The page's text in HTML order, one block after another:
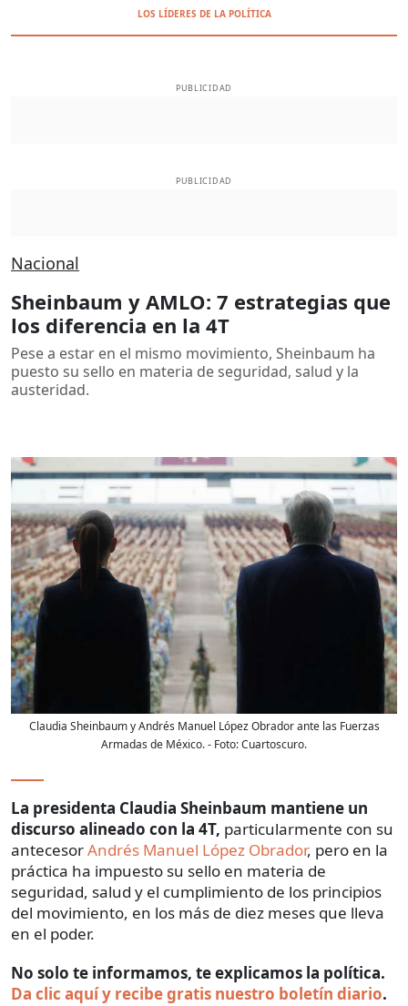
LOS LÍDERES DE LA POLÍTICA
PUBLICIDAD
PUBLICIDAD
Nacional
Sheinbaum y AMLO: 7 estrategias que
los diferencia en la 4T
Pese a estar en el mismo movimiento, Sheinbaum ha
puesto su sello en materia de seguridad, salud y la
austeridad.
Claudia Sheinbaum y Andrés Manuel López Obrador ante las Fuerzas
Armadas de México.- Foto:Cuartoscuro.
La presidenta Claudia Sheinbaum mantiene un
discurso alineado con la 4T, particularmente con su
antecesorAndrés Manuel López Obrador, pero en la
práctica ha impuesto su sello en materia de
seguridad, salud y el cumplimiento de los principios
del movimiento, en los más de diez meses que lleva
en el poder.
No solo te informamos, te explicamos la política.
Da clic aquí y recibe gratis nuestro boletín diario.